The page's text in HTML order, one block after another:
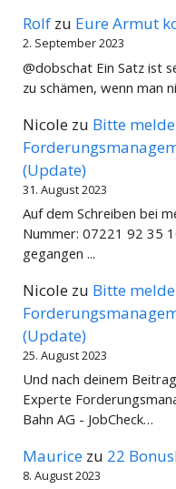
Rolf zu Eure Armut
2. September 2023
@dobschat Ein Satz ist
zu schämen, wenn man
Nicole zu Bitte
(Update)
31. August 2023
Auf dem Schreiben bei
Nummer: 07221 92 35
gegangen ...
Nicole zu Bitte
(Update)
25. August 2023
Und nach deinem
Experte
Bahn AG - JobCheck…
Maurice zu 22
8. August 2023